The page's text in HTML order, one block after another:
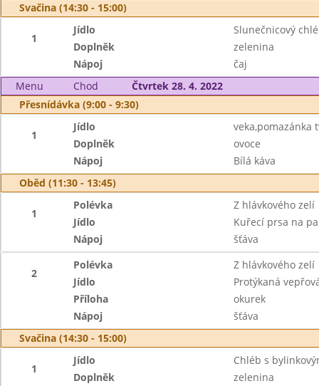
Svačina (14:30 - 15:00)
1
Jídlo
Slunečnicový
Doplněk
zelenina
Nápoj
čaj
Menu
Chod
Čtvrtek 28. 4. 2022
Přesnídávka (9:00 - 9:30)
1
Jídlo
veka,pomazánka
Doplněk
ovoce
Nápoj
Bílá káva
Oběd (11:30 - 13:45)
1
Polévka
Z hlávkového zelí
Jídlo
Kuřecí prsa na
Nápoj
šťáva
2
Polévka
Z hlávkového zelí
Jídlo
Protýkaná
Příloha
okurek
Nápoj
šťáva
Svačina (14:30 - 15:00)
1
Jídlo
Chléb s
Doplněk
zelenina